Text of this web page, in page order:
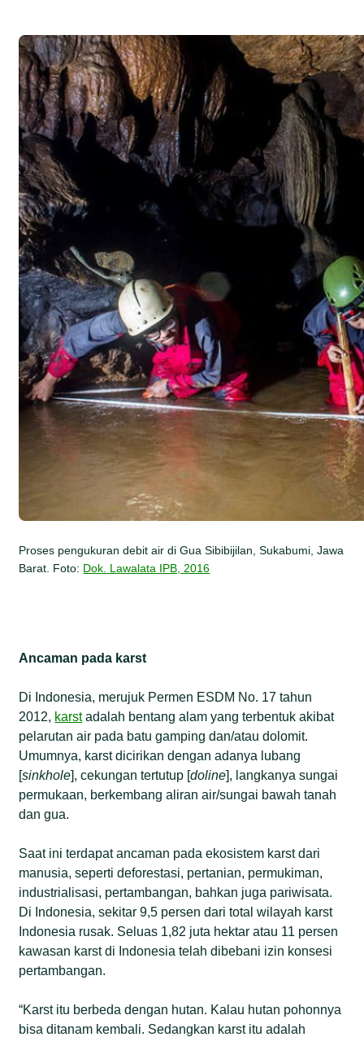
Proses pengukuran debit air di Gua Sibibijilan, Sukabumi, Jawa
Barat. Foto: Dok. Lawalata IPB, 2016
Ancaman pada karst
Di Indonesia, merujuk Permen ESDM No. 17 tahun
2012, karstadalah bentang alam yang terbentuk akibat
pelarutan air pada batu gamping dan/atau dolomit.
Umumnya, karst dicirikan dengan adanya lubang
[sinkhole], cekungan tertutup [doline], langkanya sungai
permukaan, berkembang aliran air/sungai bawah tanah
dan gua.
Saat ini terdapat ancaman pada ekosistem karst dari
manusia, seperti deforestasi, pertanian, permukiman,
industrialisasi, pertambangan, bahkan juga pariwisata.
Di Indonesia, sekitar 9,5 persen dari total wilayah karst
Indonesia rusak. Seluas 1,82 juta hektar atau 11 persen
kawasan karst di Indonesia telah dibebani izin konsesi
pertambangan.
“Karst itu berbeda dengan hutan. Kalau hutan pohonnya
bisa ditanam kembali. Sedangkan karst itu adalah